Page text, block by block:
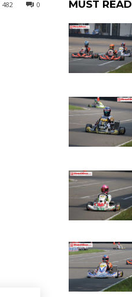
0
482 MUST READ